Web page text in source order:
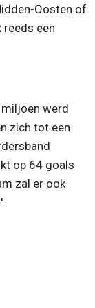
Oosten of
reeds een
werd
zich tot een
op 64 goals
zal er ook